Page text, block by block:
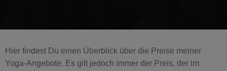
Hier findest Du einen Überblick über die Preise meiner
Yoga-Angebote. Es gilt jedoch immer der Preis, der im